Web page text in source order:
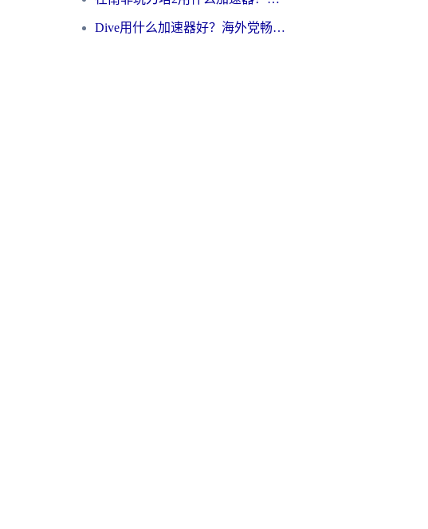
Dive用什么加速器好？海外党畅玩国服游戏的终极避坑指南